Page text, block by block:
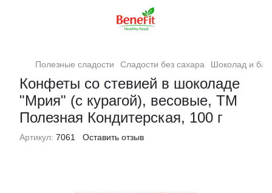
Полезные сладости Сладости без сахара Шоколад и
Конфеты со стевией в шоколаде
"Мрия" (с курагой), весовые, ТМ
Полезная Кондитерская, 100 г
Артикул: 7061 Оставить отзыв